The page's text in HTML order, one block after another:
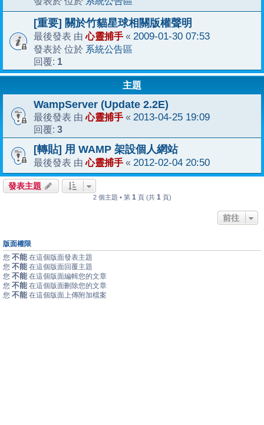
[重要] 關於竹貓星球相關版權聲明
最後發表 由心靈捕手 « 2009-01-30 07:53
發表於 位於 系統公告區
回覆: 1
主題
WampServer (Update 2.2E)
最後發表 由心靈捕手 « 2013-04-25 19:09
回覆: 3
[轉貼] 用 WAMP 架設個人網站
最後發表 由心靈捕手 « 2012-02-04 20:50
發表主題
2 個主題 • 第 1 頁 (共 1 頁)
前往
版面權限
您 不能 在這個版面發表主題
您 不能 在這個版面回覆主題
您 不能 在這個版面編輯您的文章
您 不能 在這個版面刪除您的文章
您 不能 在這個版面上傳附加檔案